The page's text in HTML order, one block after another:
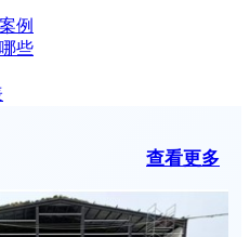
例
些
查看更多